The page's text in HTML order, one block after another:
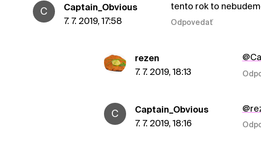
C
Captain_Obvious
7. 7. 2019, 17:58
tento rok to
Odpovedať
rezen
7. 7. 2019, 18:13
C
Captain_Obvious
7. 7. 2019, 18:16